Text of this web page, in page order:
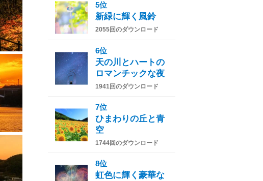
5位
新緑に輝く風鈴
2055回のダウンロード
6位
天の川とハートの
ロマンチックな夜
1941回のダウンロード
7位
ひまわりの丘と青
空
1744回のダウンロード
8位
虹色に輝く豪華な